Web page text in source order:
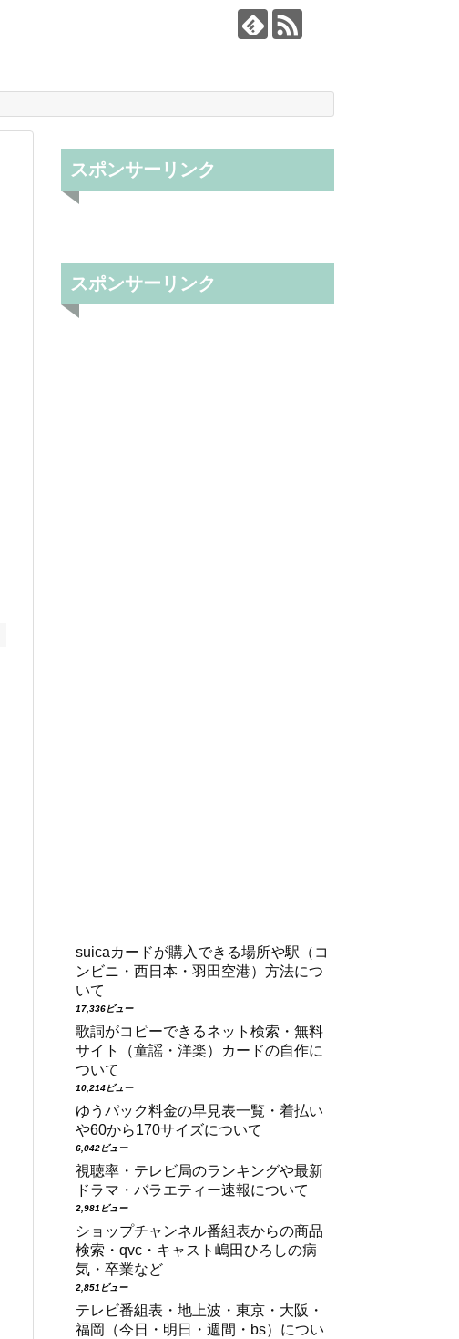
スポンサーリンク
スポンサーリンク
suicaカードが購入できる場所や駅（コ
ンビニ・西日本・羽田空港）方法につ
いて
17,336ビュー
歌詞がコピーできるネット検索・無料
サイト（童謡・洋楽）カードの自作に
ついて
10,214ビュー
ゆうパック料金の早見表一覧・着払い
や60から170サイズについて
6,042ビュー
視聴率・テレビ局のランキングや最新
ドラマ・バラエティー速報について
2,981ビュー
ショップチャンネル番組表からの商品
検索・qvc・キャスト嶋田ひろしの病
気・卒業など
2,851ビュー
テレビ番組表・地上波・東京・大阪・
福岡（今日・明日・週間・bs）につい